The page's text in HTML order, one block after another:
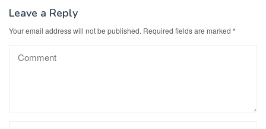
Leave a Reply
Your email address will not be published. Required fields are marked *